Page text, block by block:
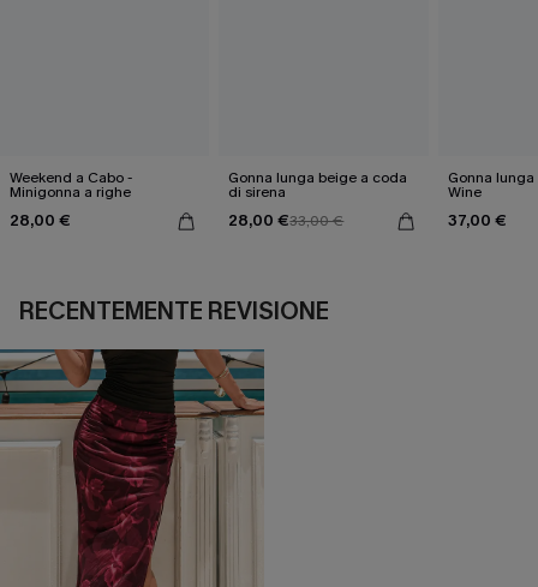
Weekend a Cabo -
Minigonna a righe
28,00 €
Gonna lunga beige a coda
di sirena
28,00 €33,00 €
Gonna lunga
Wine
37,00 €
RECENTEMENTE REVISIONE